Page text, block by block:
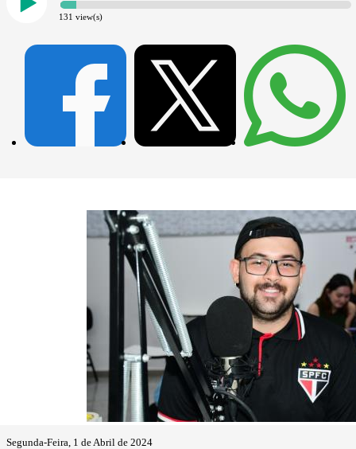
131 view(s)
Segunda-Feira, 1 de Abril de 2024